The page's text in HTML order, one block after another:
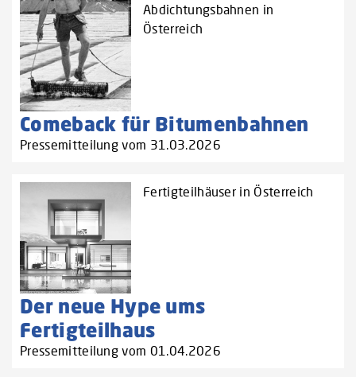
Abdichtungsbahnen in
Österreich
Comeback für Bitumenbahnen
Pressemitteilung vom 31.03.2026
Fertigteilhäuser in Österreich
Der neue Hype ums
Fertigteilhaus
Pressemitteilung vom 01.04.2026